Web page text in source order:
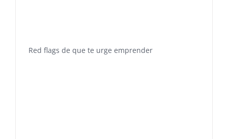
Red flags de que te urge emprender